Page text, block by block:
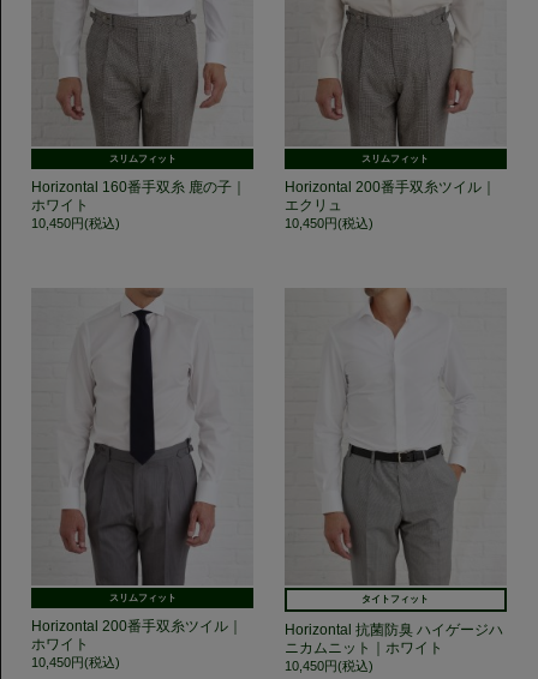
スリムフィット
Horizontal 160番手双糸 鹿の子｜
ホワイト
10,450円(税込)
スリムフィット
Horizontal 200番手双糸ツイル｜
エクリュ
10,450円(税込)
スリムフィット
Horizontal 200番手双糸ツイル｜
ホワイト
10,450円(税込)
タイトフィット
Horizontal 抗菌防臭 ハイゲージハ
ニカムニット｜ホワイト
10,450円(税込)